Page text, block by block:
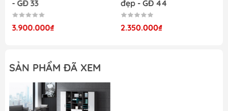
Kích thước bàn và tủ phụ mẫu bàn giám đốc Atlas
trung của bàn làm việc
- GĐ 33
3.900.000₫
đẹp - GĐ 44
2.350.000₫
SẢN PHẨM ĐÃ XEM